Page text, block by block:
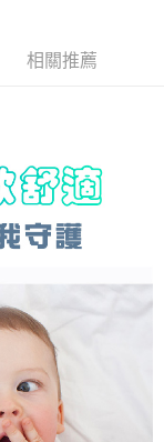
相關推薦